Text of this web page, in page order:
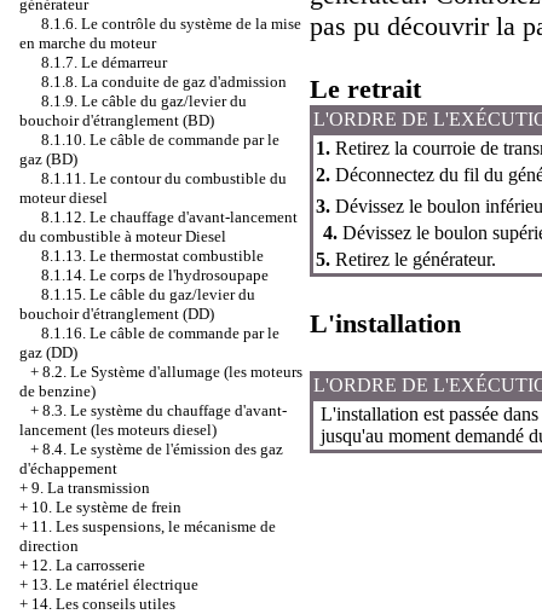
générateur
8.1.6. Le contrôle du système de la mise
en marche du moteur
8.1.7. Le démarreur
8.1.8. La conduite de gaz d'admission
8.1.9. Le câble du gaz/levier du
bouchoir d'étranglement (BD)
8.1.10. Le câble de commande par le
gaz (BD)
8.1.11. Le contour du combustible du
moteur diesel
8.1.12. Le chauffage d'avant-lancement
du combustible à moteur Diesel
8.1.13. Le thermostat combustible
8.1.14. Le corps de l'hydrosoupape
8.1.15. Le câble du gaz/levier du
bouchoir d'étranglement (DD)
8.1.16. Le câble de commande par le
gaz (DD)
+ 8.2. Le Système d'allumage (les moteurs
de benzine)
+ 8.3. Le système du chauffage d'avant-
lancement (les moteurs diesel)
+ 8.4. Le système de l'émission des gaz
d'échappement
+ 9. La transmission
+ 10. Le système de frein
+ 11. Les suspensions, le mécanisme de
direction
+ 12. La carrosserie
+ 13. Le matériel électrique
+ 14. Les conseils utiles
pas pu découvrir la
Le retrait
L'ORDRE DE
1. Retirez la courroie de
2. Déconnectez du fil du
3. Dévissez le boulon
4. Dévissez le boulon
5. Retirez le générateur.
L'installation
L'ORDRE DE
L'installation est passée
jusqu'au moment demandé